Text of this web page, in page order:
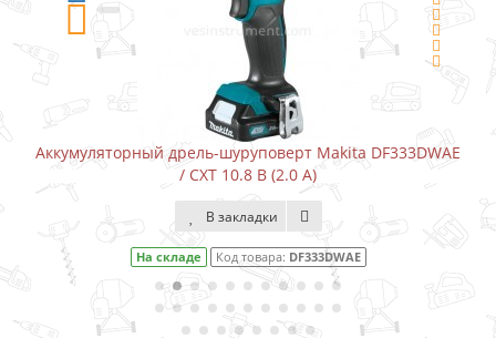
Аккумуляторный дрель-шуруповерт Makita DF333DWAE
/ CXT 10.8 В (2.0 А)
В закладки
На складе Код товара: DF333DWAE